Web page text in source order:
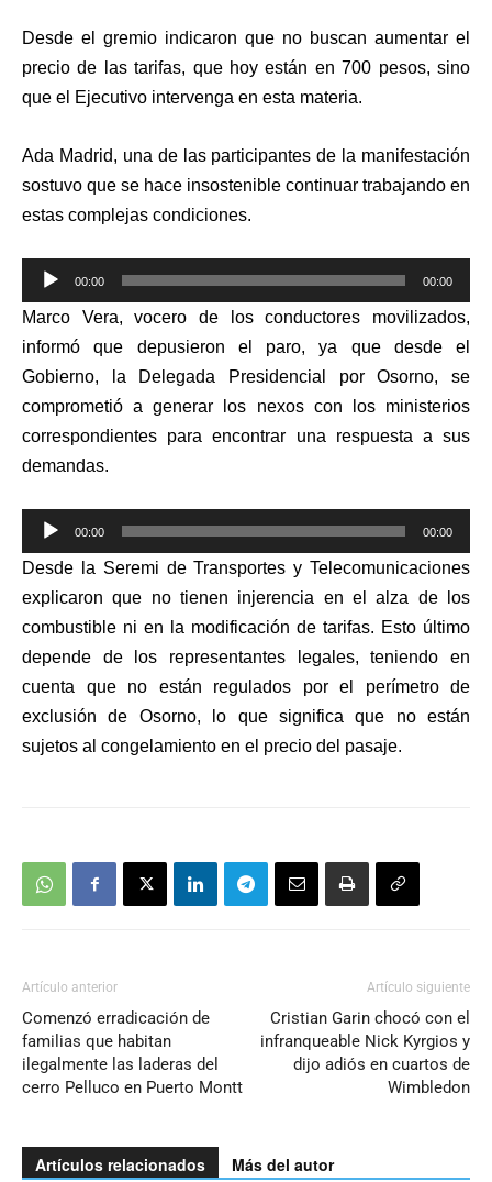
Desde el gremio indicaron que no buscan aumentar el
precio de las tarifas, que hoy están en 700 pesos, sino
que el Ejecutivo intervenga en esta materia.
Ada Madrid, una de las participantes de la manifestación
sostuvo que se hace insostenible continuar trabajando en
estas complejas condiciones.
Reproductor
de
audio
00:00 00:00
Marco Vera, vocero de los conductores movilizados,
informó que depusieron el paro, ya que desde el
Gobierno, la Delegada Presidencial por Osorno, se
comprometió a generar los nexos con los ministerios
correspondientes para encontrar una respuesta a sus
demandas.
Reproductor
de
audio
00:00 00:00
Desde la Seremi de Transportes y Telecomunicaciones
explicaron que no tienen injerencia en el alza de los
combustible ni en la modificación de tarifas. Esto último
depende de los representantes legales, teniendo en
cuenta que no están regulados por el perímetro de
exclusión de Osorno, lo que significa que no están
sujetos al congelamiento en el precio del pasaje.
Artículo anterior
Comenzó erradicación de
familias que habitan
ilegalmente las laderas del
cerro Pelluco en Puerto Montt
Artículo siguiente
Cristian Garin chocó con el
infranqueable Nick Kyrgios y
dijo adiós en cuartos de
Wimbledon
Artículos relacionados Más del autor